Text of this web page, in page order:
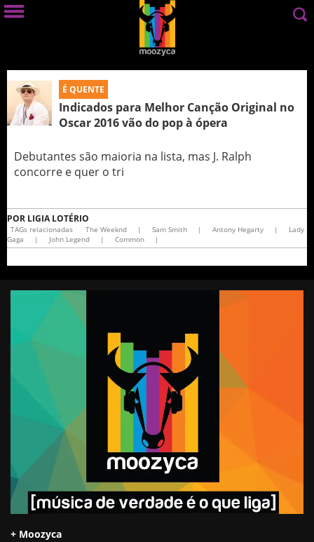
É QUENTE
Indicados para Melhor Canção Original no
Oscar 2016 vão do pop à ópera
Debutantes são maioria na lista, mas J. Ralph
concorre e quer o tri
POR LIGIA LOTÉRIO
TAGs relacionadas The Weeknd | Sam Smith | Antony Hegarty |
Lady
Gaga
| John Legend | Common |
+ Moozyca